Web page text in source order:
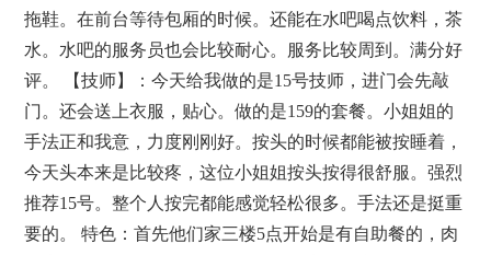
拖鞋。在前台等待包厢的时候。还能在水吧喝点饮料，茶
水。水吧的服务员也会比较耐心。服务比较周到。满分好
评。 【技师】：今天给我做的是15号技师，进门会先敲
门。还会送上衣服，贴心。做的是159的套餐。小姐姐的
手法正和我意，力度刚刚好。按头的时候都能被按睡着，
今天头本来是比较疼，这位小姐姐按头按得很舒服。强烈
推荐15号。整个人按完都能感觉轻松很多。手法还是挺重
要的。 特色：首先他们家三楼5点开始是有自助餐的，肉